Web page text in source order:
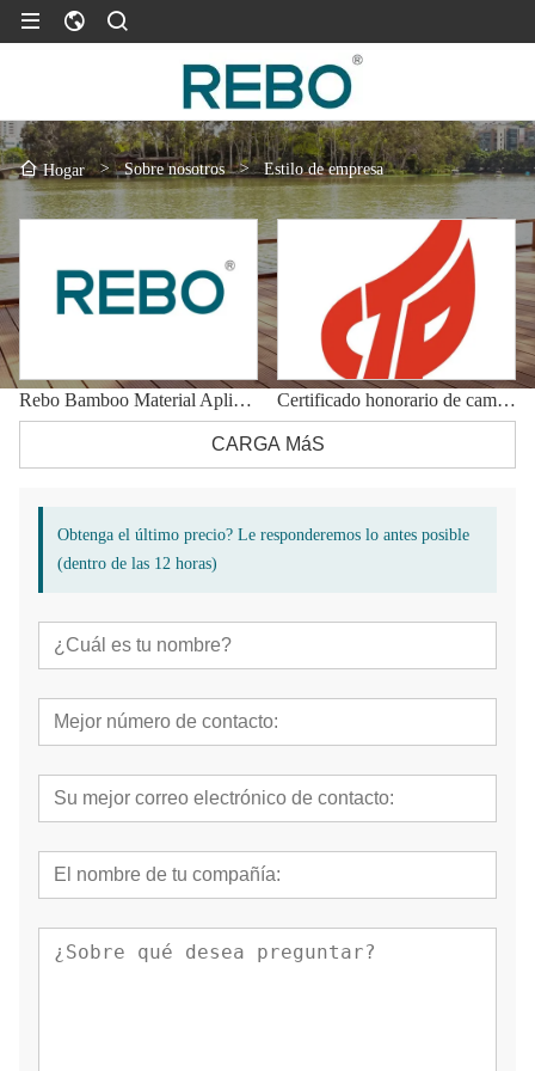
Hogar > Sobre nosotros > Estilo de empresa
Rebo Bamboo Material Aplicación exterior Certificado honorario de campaña
CARGA MáS
Obtenga el último precio? Le responderemos lo antes posible
(dentro de las 12 horas)